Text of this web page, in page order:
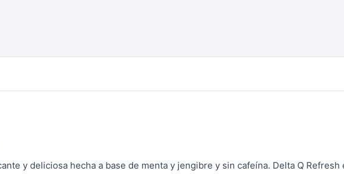
y deliciosa hecha a base de menta y jengibre y sin cafeína. Delta Q Refresh